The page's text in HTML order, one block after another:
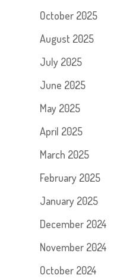
October 2025
August 2025
July 2025
June 2025
May 2025
April 2025
March 2025
February 2025
January 2025
December 2024
November 2024
October 2024